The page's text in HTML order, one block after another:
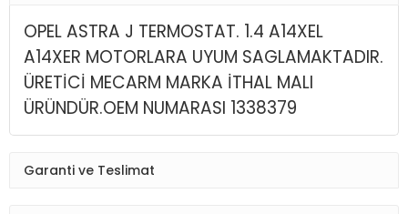
OPEL ASTRA J TERMOSTAT. 1.4 A14XEL
A14XER MOTORLARA UYUM SAGLAMAKTADIR.
ÜRETİCİ MECARM MARKA İTHAL MALI
ÜRÜNDÜR.OEM NUMARASI 1338379
Garanti ve Teslimat